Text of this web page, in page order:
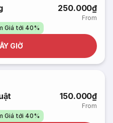
250.000₫
From
Giá tới 40%
GIỜ
150.000₫
From
Giá tới 40%